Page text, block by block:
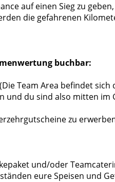
auf einen Sieg zu
die gefahrenen
buchbar:
Team Area befindet
und du sind also mitten im
zu
und/oder
eure Speisen und